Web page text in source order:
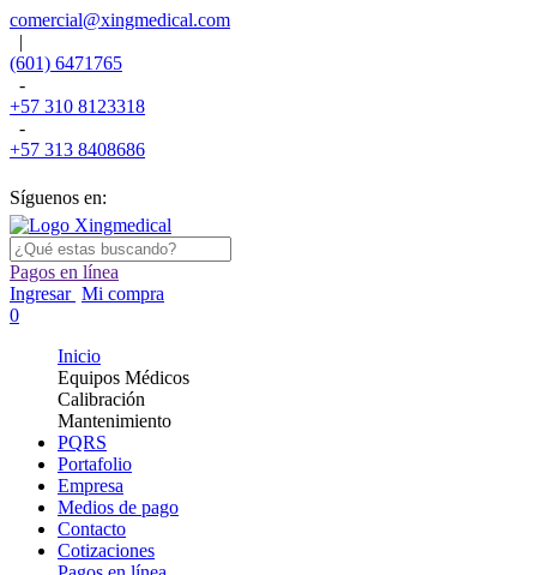
comercial@xingmedical.com
|
(601) 6471765
-
+57 310 8123318
-
+57 313 8408686
Síguenos en:
Pagos en línea
Ingresar Mi compra
0
Inicio
Equipos Médicos
Calibración
Mantenimiento
PQRS
Portafolio
Empresa
Medios de pago
Contacto
Cotizaciones